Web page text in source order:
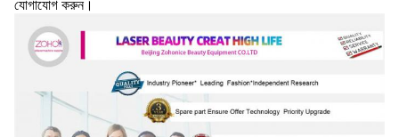
যোগাযোগ করুন।